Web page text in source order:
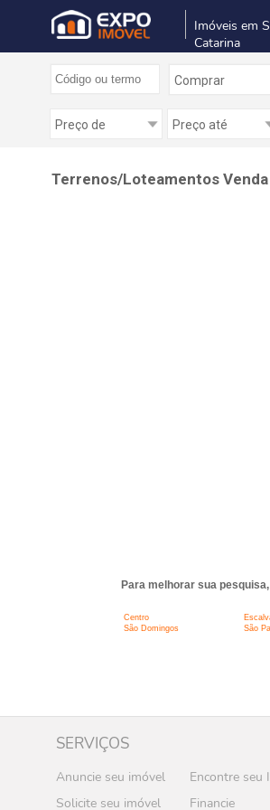
Imóveis em
Catarina
Terrenos/Loteamentos
Para melhorar sua
Centro
São Domingos
São
SERVIÇOS
Anuncie seu imóvel Encontre seu
Solicite seu imóvel
Financie